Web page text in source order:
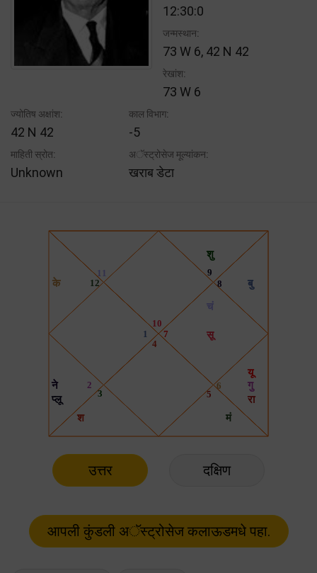
12:30:0
जन्मस्थान:
73 W 6, 42 N 42
रेखांश:
73 W 6
ज्योतिष अक्षांश:
42 N 42
काल विभाग:
-5
माहिती स्रोत:
Unknown
अॅस्ट्रोसेज मूल्यांकन:
खराब डेटा
उत्तर दक्षिण